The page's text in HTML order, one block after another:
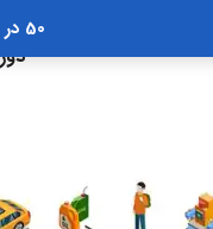
50 در صد تخفیف برای خرید بالای ۱۵۰ هزار تومان با کد off50